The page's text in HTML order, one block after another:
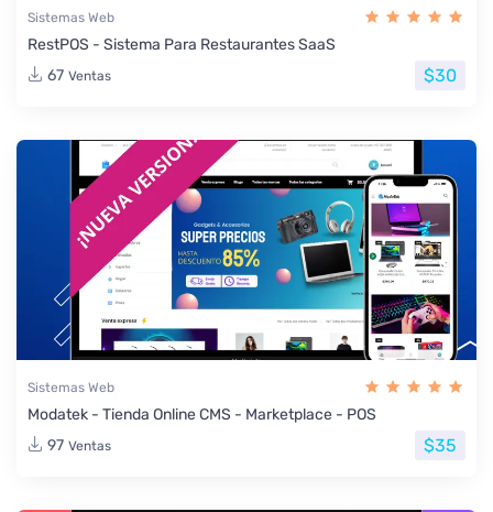
Sistemas Web
RestPOS - Sistema Para Restaurantes SaaS
67 Ventas $30
Sistemas Web
Modatek - Tienda Online CMS - Marketplace - POS
97 Ventas $35